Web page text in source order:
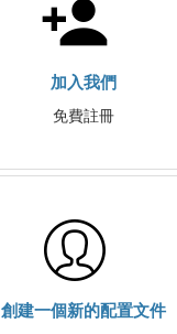
加入我們
免費註冊
創建一個新的配置文件